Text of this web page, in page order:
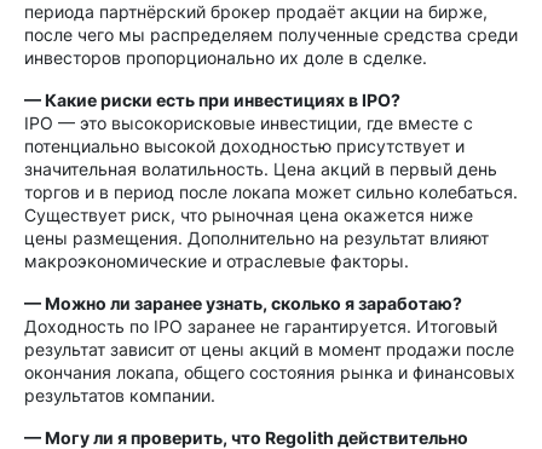
периода партнёрский брокер продаёт акции на бирже,
после чего мы распределяем полученные средства среди
инвесторов пропорционально их доле в сделке.
— Какие риски есть при инвестициях в IPO?
IPO — это высокорисковые инвестиции, где вместе с
потенциально высокой доходностью присутствует и
значительная волатильность. Цена акций в первый день
торгов и в период после локапа может сильно колебаться.
Существует риск, что рыночная цена окажется ниже
цены размещения. Дополнительно на результат влияют
макроэкономические и отраслевые факторы.
— Можно ли заранее узнать, сколько я заработаю?
Доходность по IPO заранее не гарантируется. Итоговый
результат зависит от цены акций в момент продажи после
окончания локапа, общего состояния рынка и финансовых
результатов компании.
— Могу ли я проверить, что Regolith действительно